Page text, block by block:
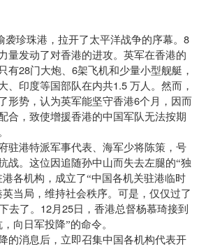
袭珍珠港，拉开了太平洋战争的序幕。 8
量发动了对香港的进攻。英军在香港的
有28门大炮、 6架飞机和少量小型舰艇，
、印度等国部队在内共1.5 万人。然而，
形势，认为英军能坚守香港6个月，因而
合，致使增援香港的中国军队无法按期
驻港特派军事代表、海军少将陈策，号
战。这位因追随孙中山而失去左腿的“独
各机构，成立了“中国各机关驻港临时
当局，维持社会秩序。可是，仅仅过了
去了。 12月 25日，香港总督杨慕琦接到
向日军投降”的命令。
的消息后，立即召集中国各机构代表开